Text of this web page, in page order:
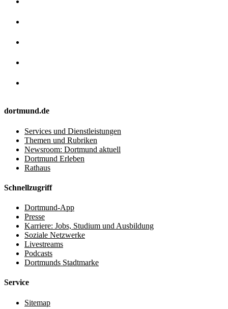
dortmund.de
Services und Dienstleistungen
Themen und Rubriken
Newsroom: Dortmund aktuell
Dortmund Erleben
Rathaus
Schnellzugriff
Dortmund-App
Presse
Karriere: Jobs, Studium und Ausbildung
Soziale Netzwerke
Livestreams
Podcasts
Dortmunds Stadtmarke
Service
Sitemap